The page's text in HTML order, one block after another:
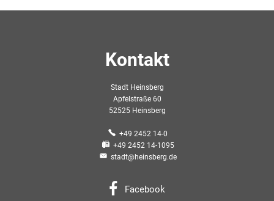
Kontakt
Stadt Heinsberg
Apfelstraße 60
52525 Heinsberg
+49 2452 14-0
+49 2452 14-1095
stadt@heinsberg.de
Facebook